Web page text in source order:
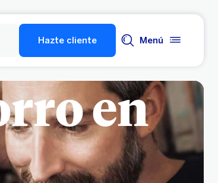
Hazte cliente Menú
en